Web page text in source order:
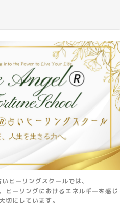
ヒーリングスクールでは、
ヒーリングにおけるエネルギーを感じ
切にしています。